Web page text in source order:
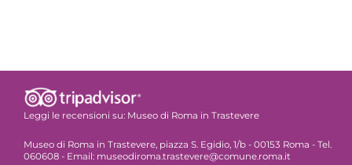
Leggi le recensioni su: Museo di Roma in Trastevere
Museo di Roma in Trastevere, piazza S. Egidio, 1/b - 00153 Roma - Tel.
060608 - Email: museodiroma.trastevere@comune.roma.it